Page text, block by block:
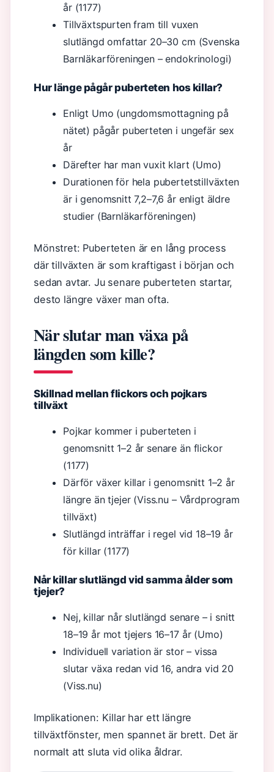
år (1177)
Tillväxtspurten fram till vuxen
slutlängd omfattar 20–30 cm (Svenska
Barnläkarföreningen – endokrinologi)
Hur länge pågår puberteten hos killar?
Enligt Umo (ungdomsmottagning på
nätet) pågår puberteten i ungefär sex
år
Därefter har man vuxit klart (Umo)
Durationen för hela pubertetstillväxten
är i genomsnitt 7,2–7,6 år enligt äldre
studier (Barnläkarföreningen)
Mönstret: Puberteten är en lång process
där tillväxten är som kraftigast i början och
sedan avtar. Ju senare puberteten startar,
desto längre växer man ofta.
När slutar man växa på
längden som kille?
Skillnad mellan flickors och pojkars
tillväxt
Pojkar kommer i puberteten i
genomsnitt 1–2 år senare än flickor
(1177)
Därför växer killar i genomsnitt 1–2 år
längre än tjejer (Viss.nu – Vårdprogram
tillväxt)
Slutlängd inträffar i regel vid 18–19 år
för killar (1177)
Når killar slutlängd vid samma ålder som
tjejer?
Nej, killar når slutlängd senare – i snitt
18–19 år mot tjejers 16–17 år (Umo)
Individuell variation är stor – vissa
slutar växa redan vid 16, andra vid 20
(Viss.nu)
Implikationen: Killar har ett längre
tillväxtfönster, men spannet är brett. Det är
normalt att sluta vid olika åldrar.